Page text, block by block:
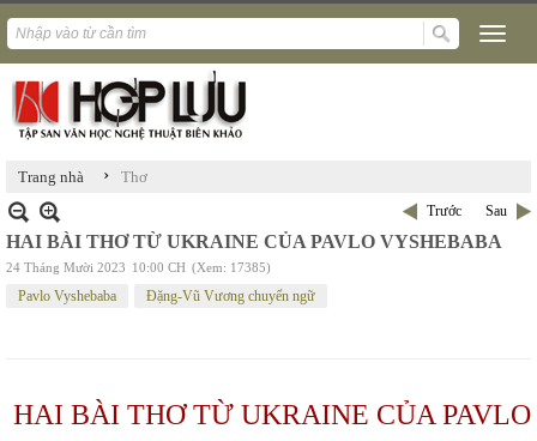
Trang nhà › Thơ
Trước Sau
HAI BÀI THƠ TỪ UKRAINE CỦA PAVLO VYSHEBABA
24 Tháng Mười 2023 10:00 CH (Xem: 17385)
Pavlo Vyshebaba Đặng-Vũ Vương chuyển ngữ
HAI BÀI THƠ TỪ UKRAINE CỦA PAVLO